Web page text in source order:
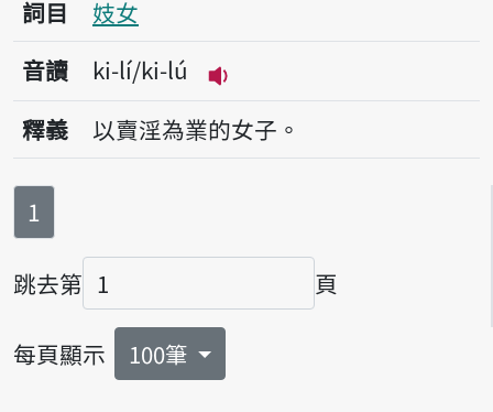
詞目
妓女
音讀
ki-lí/ki-lú
播放音讀ki-lí/ki-lú
釋義 以賣淫為業的女子。
第
1
跳去第
頁碼
頁
每頁顯示 100筆